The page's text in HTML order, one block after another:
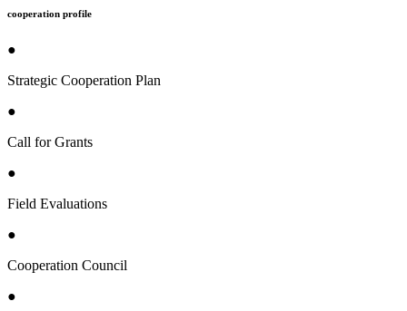
cooperation profile
●
Strategic Cooperation Plan
●
Call for Grants
●
Field Evaluations
●
Cooperation Council
●